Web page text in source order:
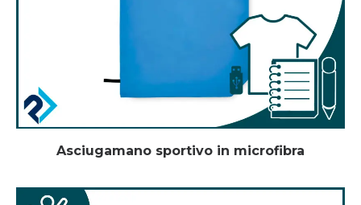
Asciugamano sportivo in microfibra